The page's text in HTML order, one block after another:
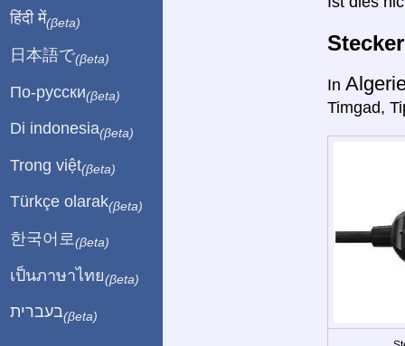
In
Timgad,
हिंदी में(βeta)
日本語で(βeta)
По-русски(βeta)
Di indonesia(βeta)
Trong việt(βeta)
Türkçe olarak(βeta)
한국어로 (βeta)
เป็นภาษาไทย(βeta)
בעברית(βeta)